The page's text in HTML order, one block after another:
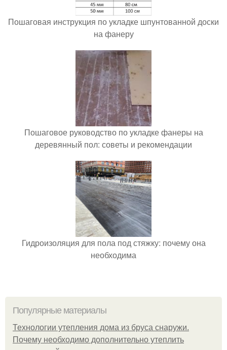
Пошаговая инструкция по укладке шпунтованной доски
на фанеру
Пошаговое руководство по укладке фанеры на
деревянный пол: советы и рекомендации
Гидроизоляция для пола под стяжку: почему она
необходима
Популярные материалы
Технологии утепления дома из бруса снаружи.
Почему необходимо дополнительно утеплить